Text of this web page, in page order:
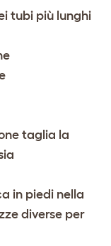
tubi più lunghi
taglia la
in piedi nella
diverse per